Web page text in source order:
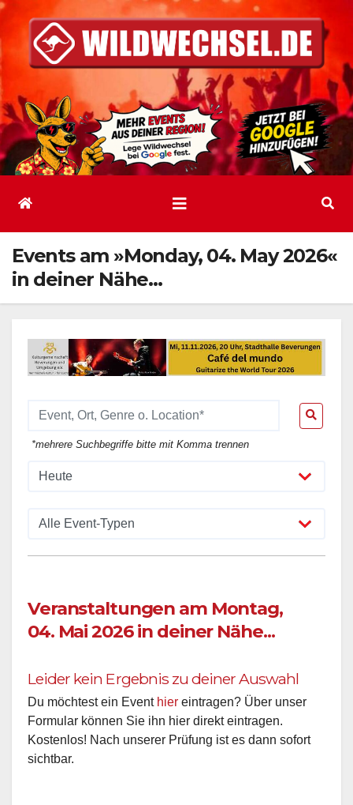
Inhalt
springen
Events am »Monday, 04. May 2026«
in deiner Nähe…
*mehrere Suchbegriffe bitte mit Komma trennen
Veranstaltungen am Montag,
04. Mai 2026 in deiner Nähe...
Leider kein Ergebnis zu deiner Auswahl
Du möchtest ein Event hier eintragen? Über unser
Formular können Sie ihn hier direkt eintragen.
Kostenlos! Nach unserer Prüfung ist es dann sofort
sichtbar.